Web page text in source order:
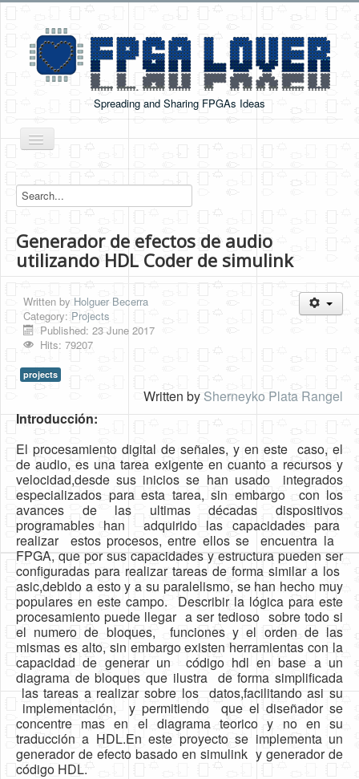
Spreading and Sharing FPGAs Ideas
Toggle
Navigation
Boards Tutorials
DE0-NANO
DE0-NANO-SOC
Arduino Boards
PYNQ-Z2
HLS
Projects
Simple Video Game
Wav player
Accelerometer Vpython
Mandelbrot
PS2 Controller Interface
PC Engine
N64 Controller Module
PSP Screen
Software
Coding USB-Serial using Android Studio
Generador de efectos de audio
utilizando HDL Coder de simulink
Written by Holguer Becerra
Category: Projects
Published: 23 June 2017
Hits: 79207
projects
Written by Sherneyko Plata Rangel
Introducción:
El procesamiento digital de señales, y en este caso, el
de audio, es una tarea exigente en cuanto a recursos y
velocidad,desde sus inicios se han usado
integrados
especializados para esta tarea, sin embargo
con los
avances de las ultimas décadas dispositivos
programables han adquirido las capacidades para
realizar estos procesos, entre ellos se encuentra la
FPGA, que por sus capacidades y estructura pueden ser
configuradas para realizar tareas de forma similar a los
asic,debido a esto y a su paralelismo, se han hecho muy
populares en este campo.
Describir la lógica para este
procesamiento puede llegar a ser tedioso sobre todo si
el numero de bloques,
funciones y el orden de las
mismas es alto, sin embargo existen herramientas con la
capacidad de generar un
código hdl en base a un
diagrama de bloques que ilustra de forma simplificada
las tareas a realizar sobre los datos,facilitando asi su
implementación, y permitiendo
que el diseñador se
concentre mas en el diagrama teorico y no en su
traducción a HDL.En este proyecto se implementa un
generador de efecto basado en simulink y generador de
código HDL.